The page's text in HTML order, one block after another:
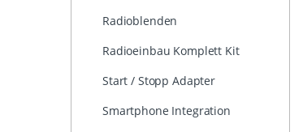
Radioblenden
Radioeinbau Komplett Kit
Start / Stopp Adapter
Smartphone Integration